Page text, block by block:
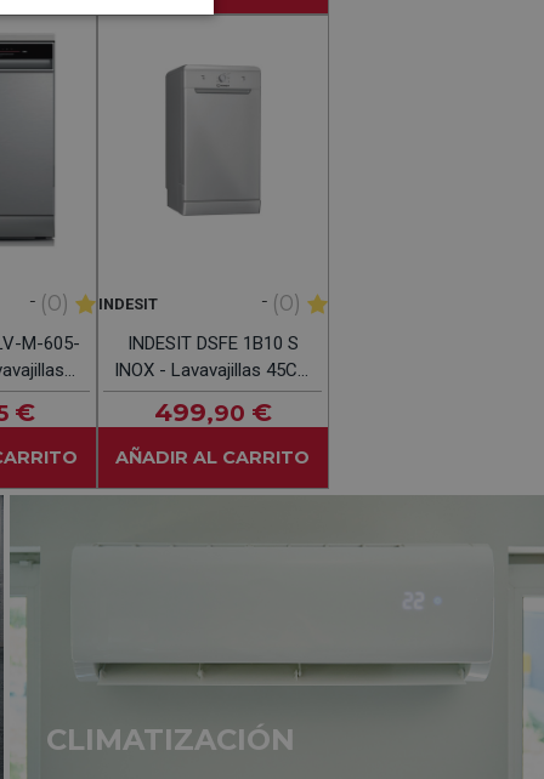
- (0)
M-605-
€
INDESIT - (0)
INDESIT DSFE 1B10 S
INOX - Lavavajillas 45CM
10 Servicios
499,90 €
AÑADIR AL CARRITO
CLIMATIZACIÓN